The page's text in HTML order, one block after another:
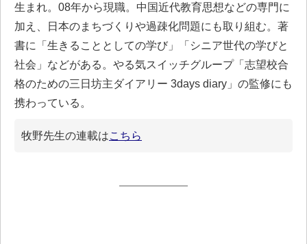
生まれ。08年から現職。中国近代教育思想などの専門に
加え、日本のまちづくりや過疎化問題にも取り組む。著
書に「生きることとしての学び」「シニア世代の学びと
社会」などがある。やる気スイッチグループ「志望校合
格のための三日坊主ダイアリー 3days diary」の監修にも
携わっている。
牧野先生の連載はこちら